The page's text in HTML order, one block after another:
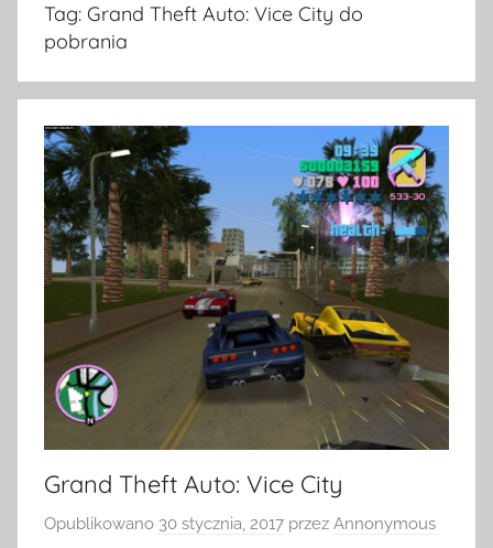
Tag: Grand Theft Auto: Vice City do
pobrania
Grand Theft Auto: Vice City
Opublikowano 30 stycznia, 2017 przez Annonymous